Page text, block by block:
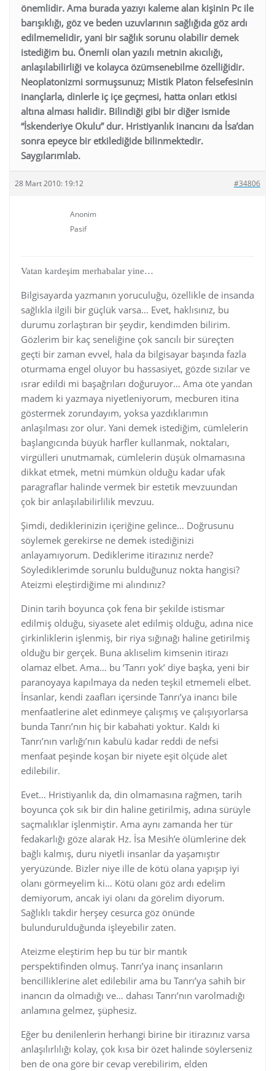
önemlidir. Ama burada yazıyı kaleme alan kişinin Pc ile
barışıklığı, göz ve beden uzuvlarının sağlığıda göz ardı
edilmemelidir, yani bir sağlık sorunu olabilir demek
istediğim bu. Önemli olan yazılı metnin akıcılığı,
anlaşılabilirliği ve kolayca özümsenebilme özelliğidir.
Neoplatonizmi sormuşsunuz; Mistik Platon felsefesinin
inançlarla, dinlerle iç içe geçmesi, hatta onları etkisi
altına alması halidir. Bilindiği gibi bir diğer ismide
“İskenderiye Okulu” dur. Hristiyanlık inancını da İsa’dan
sonra epeyce bir etkilediğide bilinmektedir.
Saygılarımlab.
28 Mart 2010: 19:12 #34806
Anonim
Pasif
Vatan kardeşim merhabalar yine…
Bilgisayarda yazmanın yoruculuğu, özellikle de insanda
sağlıkla ilgili bir güçlük varsa… Evet, haklısınız, bu
durumu zorlaştıran bir şeydir, kendimden bilirim.
Gözlerim bir kaç seneliğine çok sancılı bir süreçten
geçti bir zaman evvel, hala da bilgisayar başında fazla
oturmama engel oluyor bu hassasiyet, gözde sızılar ve
ısrar edildi mi başağrıları doğuruyor… Ama öte yandan
madem ki yazmaya niyetleniyorum, mecburen itina
göstermek zorundayım, yoksa yazdıklarımın
anlaşılması zor olur. Yani demek istediğim, cümlelerin
başlangıcında büyük harfler kullanmak, noktaları,
virgülleri unutmamak, cümlelerin düşük olmamasına
dikkat etmek, metni mümkün olduğu kadar ufak
paragraflar halinde vermek bir estetik mevzuundan
çok bir anlaşılabilirlilik mevzuu.
Şimdi, dediklerinizin içeriğine gelince… Doğrusunu
söylemek gerekirse ne demek istediğinizi
anlayamıyorum. Dediklerime itirazınız nerde?
Söylediklerimde sorunlu bulduğunuz nokta hangisi?
Ateizmi eleştirdiğime mi alındınız?
Dinin tarih boyunca çok fena bir şekilde istismar
edilmiş olduğu, siyasete alet edilmiş olduğu, adına nice
çirkinliklerin işlenmiş, bir riya sığınağı haline getirilmiş
olduğu bir gerçek. Buna aklıselim kimsenin itirazı
olamaz elbet. Ama… bu ‘Tanrı yok’ diye başka, yeni bir
paranoyaya kapılmaya da neden teşkil etmemeli elbet.
İnsanlar, kendi zaafları içersinde Tanrı’ya inancı bile
menfaatlerine alet edinmeye çalışmış ve çalışıyorlarsa
bunda Tanrı’nın hiç bir kabahati yoktur. Kaldı ki
Tanrı’nın varlığı’nın kabulü kadar reddi de nefsi
menfaat peşinde koşan bir niyete eşit ölçüde alet
edilebilir.
Evet… Hristiyanlık da, din olmamasına rağmen, tarih
boyunca çok sık bir din haline getirilmiş, adına sürüyle
saçmalıklar işlenmiştir. Ama aynı zamanda her tür
fedakarlığı göze alarak Hz. İsa Mesih’e ölümlerine dek
bağlı kalmış, duru niyetli insanlar da yaşamıştır
yeryüzünde. Bizler niye ille de kötü olana yapışıp iyi
olanı görmeyelim ki… Kötü olanı göz ardı edelim
demiyorum, ancak iyi olanı da görelim diyorum.
Sağlıklı takdir herşey cesurca göz önünde
bulundurulduğunda işleyebilir zaten.
Ateizme eleştirim hep bu tür bir mantık
perspektifinden olmuş. Tanrı’ya inanç insanların
bencilliklerine alet edilebilir ama bu Tanrı’ya sahih bir
inancın da olmadığı ve… dahası Tanrı’nın varolmadığı
anlamına gelmez, şüphesiz.
Eğer bu denilenlerin herhangi birine bir itirazınız varsa
anlaşılırlılığı kolay, çok kısa bir özet halinde söylerseniz
ben de ona göre bir cevap verebilirim, elden